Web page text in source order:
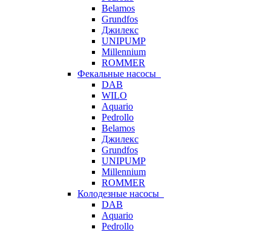
Belamos
Grundfos
Джилекс
UNIPUMP
Millennium
ROMMER
Фекальные насосы
DAB
WILO
Aquario
Pedrollo
Belamos
Джилекс
Grundfos
UNIPUMP
Millennium
ROMMER
Колодезные насосы
DAB
Aquario
Pedrollo